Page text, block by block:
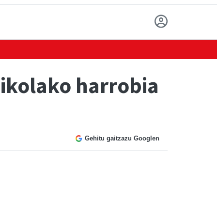
harrobia
Gehitu gaitzazu Googlen